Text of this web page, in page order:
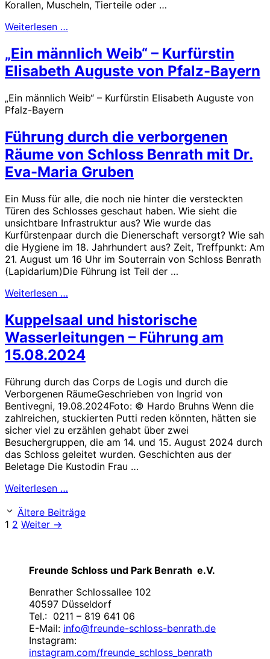
Korallen, Muscheln, Tierteile oder …
Weiterlesen …
„Ein männlich Weib“ – Kurfürstin
Elisabeth Auguste von Pfalz-Bayern
„Ein männlich Weib“ – Kurfürstin Elisabeth Auguste von
Pfalz-Bayern
Führung durch die verborgenen
Räume von Schloss Benrath mit Dr.
Eva-Maria Gruben
Ein Muss für alle, die noch nie hinter die versteckten
Türen des Schlosses geschaut haben. Wie sieht die
unsichtbare Infrastruktur aus? Wie wurde das
Kurfürstenpaar durch die Dienerschaft versorgt? Wie sah
die Hygiene im 18. Jahrhundert aus? Zeit, Treffpunkt: Am
21. August um 16 Uhr im Souterrain von Schloss Benrath
(Lapidarium)Die Führung ist Teil der …
Weiterlesen …
Kuppelsaal und historische
Wasserleitungen – Führung am
15.08.2024
Führung durch das Corps de Logis und durch die
Verborgenen RäumeGeschrieben von Ingrid von
Bentivegni, 19.08.2024Foto: © Hardo Bruhns Wenn die
zahlreichen, stuckierten Putti reden könnten, hätten sie
sicher viel zu erzählen gehabt über zwei
Besuchergruppen, die am 14. und 15. August 2024 durch
das Schloss geleitet wurden. Geschichten aus der
Beletage Die Kustodin Frau …
Weiterlesen …
Ältere Beiträge
Seite
1 Seite
2 Weiter →
Freunde Schloss und Park Benrath e.V.
Benrather Schlossallee 102
40597 Düsseldorf
Tel.: 0211 – 819 641 06
E-Mail: info@freunde-schloss-benrath.de
Instagram:
instagram.com/freunde_schloss_benrath